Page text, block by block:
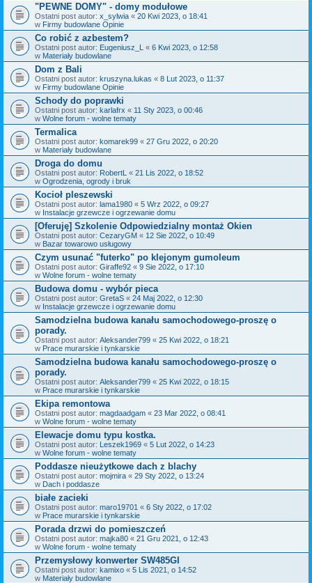
"PEWNE DOMY" - domy modułowe
Ostatni post autor: x_sylwia « 20 Kwi 2023, o 18:41
w Firmy budowlane Opinie
Co robić z azbestem?
Ostatni post autor: Eugeniusz_L « 6 Kwi 2023, o 12:58
w Materiały budowlane
Dom z Bali
Ostatni post autor: kruszyna.lukas « 8 Lut 2023, o 11:37
w Firmy budowlane Opinie
Schody do poprawki
Ostatni post autor: karlafrx « 11 Sty 2023, o 00:46
w Wolne forum - wolne tematy
Termalica
Ostatni post autor: komarek99 « 27 Gru 2022, o 20:20
w Materiały budowlane
Droga do domu
Ostatni post autor: RobertL « 21 Lis 2022, o 18:52
w Ogrodzenia, ogrody i bruk
Kocioł pleszewski
Ostatni post autor: lama1980 « 5 Wrz 2022, o 09:27
w Instalacje grzewcze i ogrzewanie domu
[Oferuję] Szkolenie Odpowiedzialny montaż Okien
Ostatni post autor: CezaryGM « 12 Sie 2022, o 10:49
w Bazar towarowo usługowy
Czym usunać "futerko" po klejonym gumoleum
Ostatni post autor: Giraffe92 « 9 Sie 2022, o 17:10
w Wolne forum - wolne tematy
Budowa domu - wybór pieca
Ostatni post autor: GretaS « 24 Maj 2022, o 12:30
w Instalacje grzewcze i ogrzewanie domu
Samodzielna budowa kanału samochodowego-proszę o
porady.
Ostatni post autor: Aleksander799 « 25 Kwi 2022, o 18:21
w Prace murarskie i tynkarskie
Samodzielna budowa kanału samochodowego-proszę o
porady.
Ostatni post autor: Aleksander799 « 25 Kwi 2022, o 18:15
w Prace murarskie i tynkarskie
Ekipa remontowa
Ostatni post autor: magdaadgam « 23 Mar 2022, o 08:41
w Wolne forum - wolne tematy
Elewacje domu typu kostka.
Ostatni post autor: Leszek1969 « 5 Lut 2022, o 14:23
w Wolne forum - wolne tematy
Poddasze nieużytkowe dach z blachy
Ostatni post autor: mojmira « 29 Sty 2022, o 13:24
w Dach i poddasze
białe zacieki
Ostatni post autor: maro19701 « 6 Sty 2022, o 17:02
w Prace murarskie i tynkarskie
Porada drzwi do pomieszczeń
Ostatni post autor: majka80 « 21 Gru 2021, o 12:43
w Wolne forum - wolne tematy
Przemysłowy konwerter SW485GI
Ostatni post autor: kamixo « 5 Lis 2021, o 14:52
w Materiały budowlane